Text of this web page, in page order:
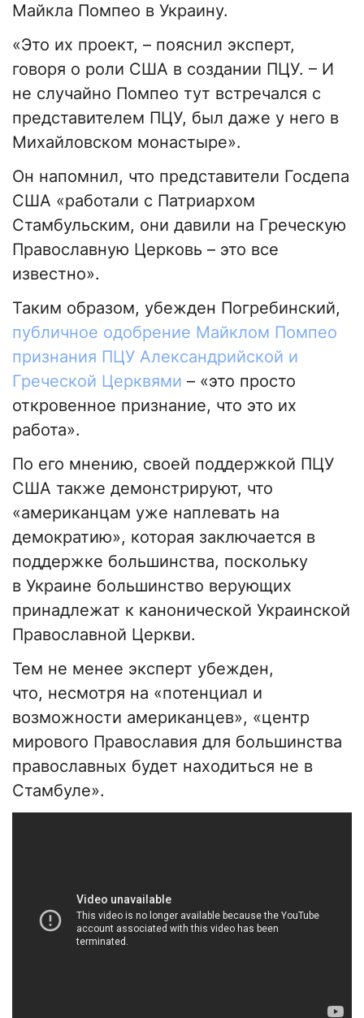
Майкла Помпео в Украину.
«Это их проект, – пояснил эксперт,
говоря о роли США в создании ПЦУ. – И
не случайно Помпео тут встречался с
представителем ПЦУ, был даже у него в
Михайловском монастыре».
Он напомнил, что представители Госдепа
США «работали с Патриархом
Стамбульским, они давили на Греческую
Православную Церковь – это все
известно».
Таким образом, убежден Погребинский,
публичное одобрение Майклом Помпео
признания ПЦУ Александрийской и
Греческой Церквями – «это просто
откровенное признание, что это их
работа».
По его мнению, своей поддержкой ПЦУ
США также демонстрируют, что
«американцам уже наплевать на
демократию», которая заключается в
поддержке большинства, поскольку
в Украине большинство верующих
принадлежат к канонической Украинской
Православной Церкви.
Тем не менее эксперт убежден,
что, несмотря на «потенциал и
возможности американцев», «центр
мирового Православия для большинства
православных будет находиться не в
Стамбуле».